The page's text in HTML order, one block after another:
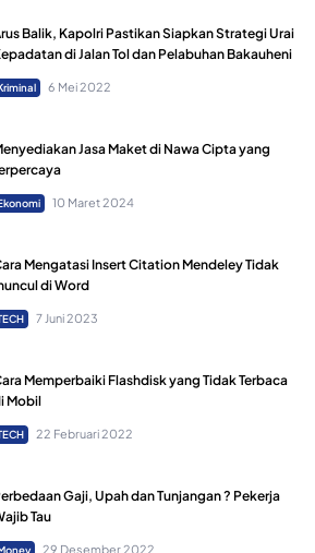
Balik, Kapolri Pastikan Siapkan Strategi Urai
di Jalan Tol dan Pelabuhan Bakauheni
6 Mei 2022
Jasa Maket di Nawa Cipta yang
10 Maret 2024
Mengatasi Insert Citation Mendeley Tidak
di Word
7 Juni 2023
Memperbaiki Flashdisk yang Tidak Terbaca
Mobil
22 Februari 2022
Gaji, Upah dan Tunjangan ? Pekerja
Tau
29 Desember 2022